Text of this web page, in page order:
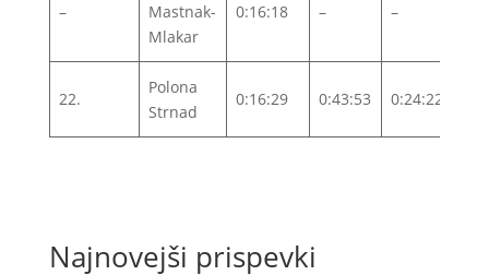
–
Mastnak-
Mlakar
0:16:18 – –
22.
Polona
Strnad
0:16:29 0:43:53 0:24:22
Najnovejši prispevki